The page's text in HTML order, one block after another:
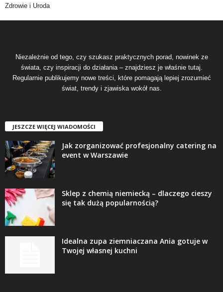
Zdrowie i Uroda
Niezależnie od tego, czy szukasz praktycznych porad, nowinek ze
świata, czy inspiracji do działania – znajdziesz je właśnie tutaj.
Regularnie publikujemy nowe treści, które pomagają lepiej zrozumieć
świat, trendy i zjawiska wokół nas.
JESZCZE WIĘCEJ WIADOMOŚCI
Jak zorganizować profesjonalny catering na
event w Warszawie
Sklep z chemią niemiecką – dlaczego cieszy
się tak dużą popularnością?
Idealna zupa ziemniaczana Ania gotuje w
Twojej własnej kuchni